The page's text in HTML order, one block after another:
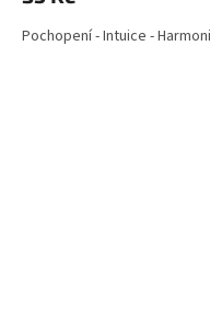
Pochopení - Intuice -